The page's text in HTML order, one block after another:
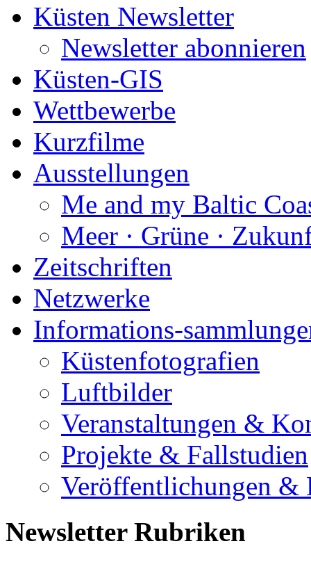
Küsten Newsletter
Newsletter abonnieren
Küsten-GIS
Wettbewerbe
Kurzfilme
Ausstellungen
Me and my Baltic
Meer · Grüne ·
Zeitschriften
Netzwerke
Informations-
Küstenfotografien
Luftbilder
Veranstaltungen &
Projekte & Fallstudien
Veröffentlichungen &
Newsletter Rubriken